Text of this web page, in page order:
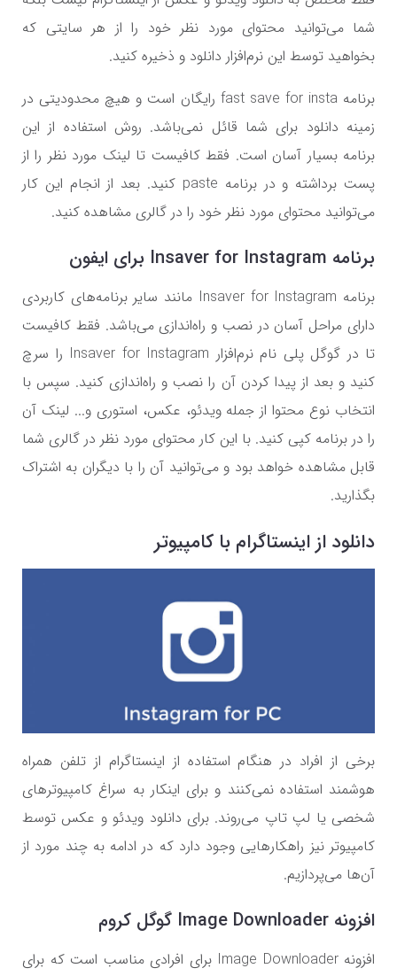
شما می‌توانید محتوای مورد نظر خود را از هر سایتی که
بخواهید توسط این نرم‌افزار دانلود و ذخیره کنید.
برنامه fast save for insta رایگان است و هیچ محدودیتی در
زمینه دانلود برای شما قائل نمی‌باشد. روش استفاده از این
برنامه بسیار آسان است. فقط کافیست تا لینک مورد نظر را از
پست برداشته و در برنامه paste کنید. بعد از انجام این کار
می‌توانید محتوای مورد نظر خود را در گالری مشاهده کنید.
برنامه Insaver for Instagram برای ایفون
برنامه Insaver for Instagram مانند سایر برنامه‌های کاربردی
دارای مراحل آسان در نصب و راه‌اندازی می‌باشد. فقط کافیست
تا در گوگل پلی نام نرم‌افزار Insaver for Instagram را سرچ
کنید و بعد از پیدا کردن آن را نصب و راه‌اندازی کنید. سپس با
انتخاب نوع محتوا از جمله ویدئو، عکس، استوری و... لینک آن
را در برنامه کپی کنید. با این کار محتوای مورد نظر در گالری شما
قابل مشاهده خواهد بود و می‌توانید آن را با دیگران به اشتراک
بگذارید.
دانلود از اینستاگرام با کامپیوتر
برخی از افراد در هنگام استفاده از اینستاگرام از تلفن همراه
هوشمند استفاده نمی‌کنند و برای اینکار به سراغ کامپیوتر‌های
شخصی یا لپ تاپ ‌می‌روند. برای دانلود ویدئو و عکس توسط
کامپیوتر نیز راهکار‌هایی وجود دارد که در ادامه به چند مورد از
آن‌ها می‌پردازیم.
افزونه Image Downloader گوگل کروم
افزونه Image Downloader برای افرادی مناسب است که برای